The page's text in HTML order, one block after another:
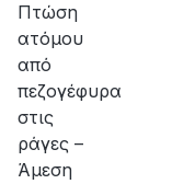
Πτώση
ατόμου
από
πεζογέφυρα
στις
ράγες –
Άμεση